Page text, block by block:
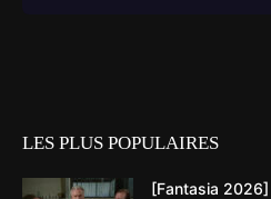
LES PLUS POPULAIRES
[Fantasia 2026]